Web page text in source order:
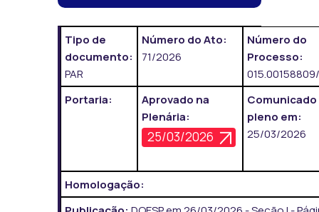
Tipo de
documento:
PAR
Número do Ato:
71/2026
Número do
Processo:
Portaria:
Aprovado na
Plenária:
25/03/2026
Comunicado
pleno em:
25/03/2026
Homologação: